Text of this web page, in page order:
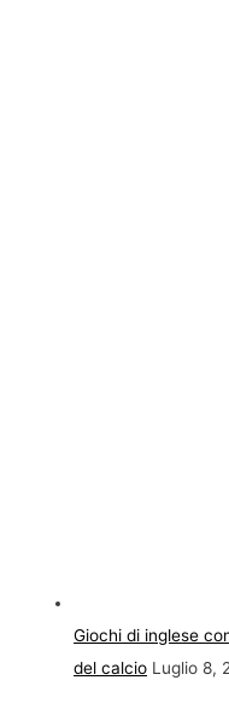
Giochi di inglese
del calcio Luglio 8,